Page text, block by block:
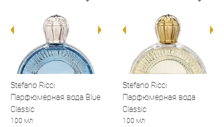
Stefano Ricci
Парфюмерная вода Blue
Classic
100 мл
Stefano Ricci
Парфюмерная вода
Classic
100 мл